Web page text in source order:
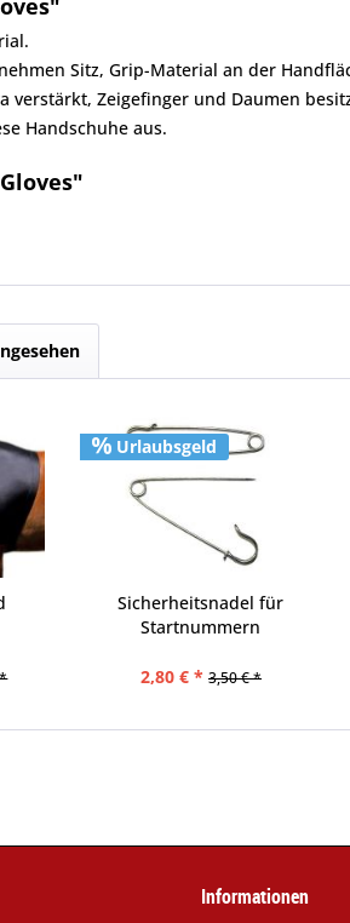
Sitz, Grip-Material an der
Zeigefinger und Daumen
Handschuhe aus.
Urlaubsgeld
Sicherheitsnadel für
Startnummern
2,80 € * 3,50 € *
Informationen